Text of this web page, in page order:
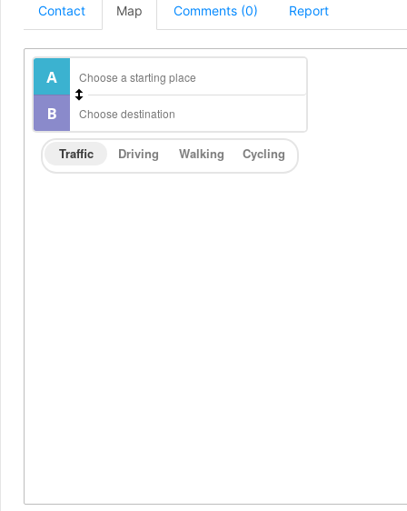
Contact Map Comments (0) Report
Traffic Driving Walking Cycling